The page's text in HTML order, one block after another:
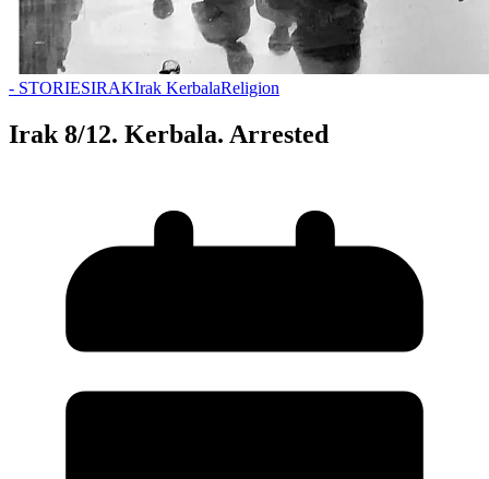
- STORIESIRAKIrak KerbalaReligion
Irak 8/12. Kerbala. Arrested